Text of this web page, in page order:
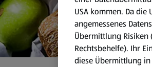
USA kommen. Da
angemessenes
Übermittlung Risiken
Rechtsbehelfe). Ihr
diese Übermittlung